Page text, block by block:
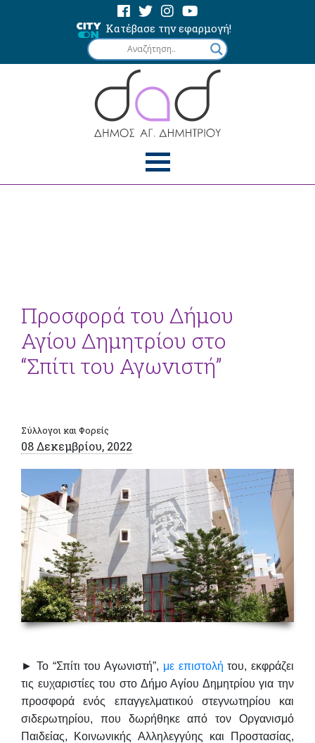
Κατέβασε την εφαρμογή!
Προσφορά του Δήμου
Αγίου Δημητρίου στο
“Σπίτι του Αγωνιστή”
Σύλλογοι και Φορείς
08 Δεκεμβρίου, 2022
► Το “Σπίτι του Αγωνιστή”, με επιστολή του, εκφράζει
τις ευχαριστίες του στο Δήμο Αγίου Δημητρίου για την
προσφορά ενός επαγγελματικού στεγνωτηρίου και
σιδερωτηρίου, που δωρήθηκε από τον Οργανισμό
Παιδείας, Κοινωνικής Αλληλεγγύης και Προστασίας,